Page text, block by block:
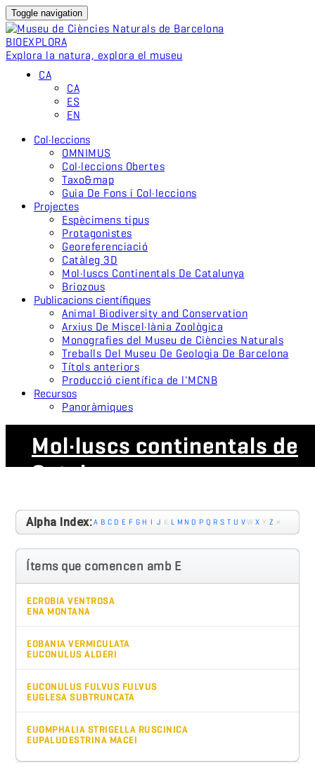
Toggle navigation
BIOEXPLORA
Explora la natura, explora el museu
CA
CA
ES
EN
Col·leccions
OMNIMUS
Col·leccions Obertes
Taxo&map
Guia De Fons i Col·leccions
Projectes
Espècimens tipus
Protagonistes
Georeferenciació
Catàleg 3D
Mol·luscs Continentals De Catalunya
Briozous
Publicacions científiques
Animal Biodiversity and Conservation
Arxius De Miscel·lània Zoològica
Monografies del Museu de Ciències Naturals
Treballs Del Museu De Geologia De Barcelona
Títols anteriors
Producció científica de l'MCNB
Recursos
Panoràmiques
Mol·luscs continentals de
Catalunya
Alpha Index:A B C D E F G H I J K L M N O P Q R S T U VW X Y Z #
Ítems que comencen amb E
ECROBIA VENTROSA
ENA MONTANA
EOBANIA VERMICULATA
EUCONULUS ALDERI
EUCONULUS FULVUS FULVUS
EUGLESA SUBTRUNCATA
EUOMPHALIA STRIGELLA RUSCINICA
EUPALUDESTRINA MACEI